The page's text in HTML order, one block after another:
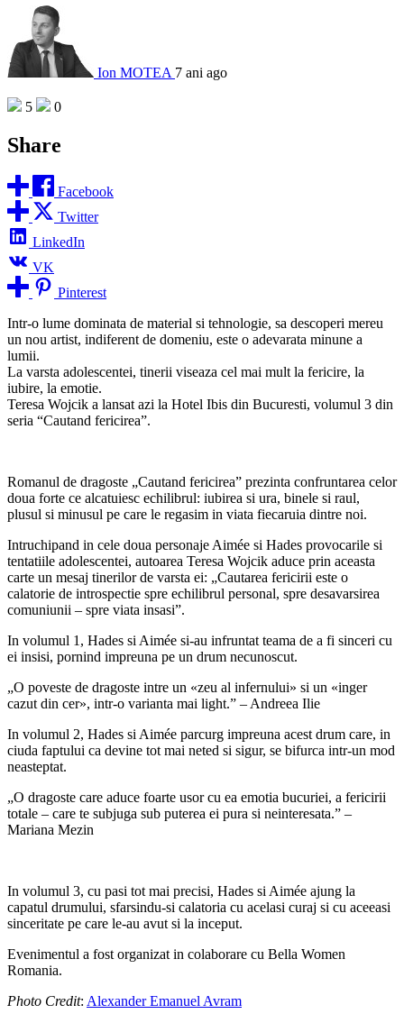
Ion MOTEA 7 ani ago
5 0
Share
Facebook
Twitter
LinkedIn
VK
Pinterest
Intr-o lume dominata de material si tehnologie, sa descoperi mereu
un nou artist, indiferent de domeniu, este o adevarata minune a
lumii.
La varsta adolescentei, tinerii viseaza cel mai mult la fericire, la
iubire, la emotie.
Teresa Wojcik a lansat azi la Hotel Ibis din Bucuresti, volumul 3 din
seria “Cautand fericirea”.
Romanul de dragoste „Cautand fericirea” prezinta confruntarea celor
doua forte ce alcatuiesc echilibrul: iubirea si ura, binele si raul,
plusul si minusul pe care le regasim in viata fiecaruia dintre noi.
Intruchipand in cele doua personaje Aimée si Hades provocarile si
tentatiile adolescentei, autoarea Teresa Wojcik aduce prin aceasta
carte un mesaj tinerilor de varsta ei: „Cautarea fericirii este o
calatorie de introspectie spre echilibrul personal, spre desavarsirea
comuniunii – spre viata insasi”.
In volumul 1, Hades si Aimée si-au infruntat teama de a fi sinceri cu
ei insisi, pornind impreuna pe un drum necunoscut.
„O poveste de dragoste intre un «zeu al infernului» si un «inger
cazut din cer», intr-o varianta mai light.” – Andreea Ilie
In volumul 2, Hades si Aimée parcurg impreuna acest drum care, in
ciuda faptului ca devine tot mai neted si sigur, se bifurca intr-un mod
neasteptat.
„O dragoste care aduce foarte usor cu ea emotia bucuriei, a fericirii
totale – care te subjuga sub puterea ei pura si neinteresata.” –
Mariana Mezin
In volumul 3, cu pasi tot mai precisi, Hades si Aimée ajung la
capatul drumului, sfarsindu-si calatoria cu acelasi curaj si cu aceeasi
sinceritate pe care le-au avut si la inceput.
Evenimentul a fost organizat in colaborare cu Bella Women
Romania.
Photo Credit: Alexander Emanuel Avram